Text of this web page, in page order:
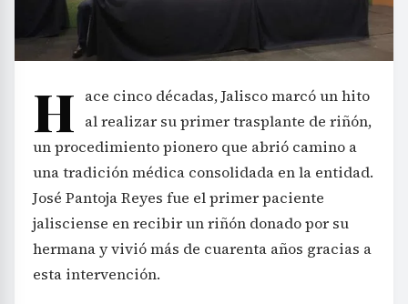
H ace cinco décadas, Jalisco marcó un hito
al realizar su primer trasplante de riñón,
un procedimiento pionero que abrió camino a
una tradición médica consolidada en la entidad.
José Pantoja Reyes fue el primer paciente
jalisciense en recibir un riñón donado por su
hermana y vivió más de cuarenta años gracias a
esta intervención.